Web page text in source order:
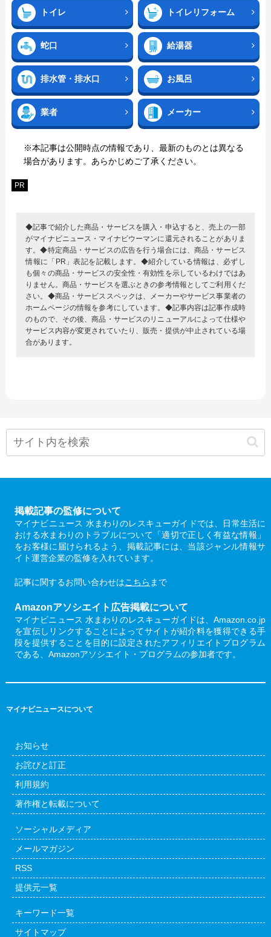
トイレ トイレリフォーム
蛇口 給湯器
排水管・排水口 お風呂
業者 メーカー
※本記事は公開時点の情報であり、最新のものとは異なる
場合があります。あらかじめご了承ください。
PR
◆記事で紹介した商品・サービスを購入・申込すると、売上の一部
がマイナビニュース・マイナビウーマンに還元されることがありま
す。◆特定商品・サービスの広告を行う場合には、商品・サービス
情報に「PR」表記を記載します。◆紹介している情報は、必ずし
も個々の商品・サービスの安全性・有効性を示しているわけではあ
りません。商品・サービスを選ぶときの参考情報としてご利用くだ
さい。◆商品・サービススペックは、メーカーやサービス事業者の
ホームページの情報を参考にしています。◆記事内容は記事作成時
のもので、その後、商品・サービスのリニューアルによって仕様や
サービス内容が変更されていたり、販売・提供が中止されている場
合があります。
掲載記事の監修について
マイナビニュース 水まわりのレスキューガイドでは、日常生活に
おける水まわりのトラブルについて「適切で正しく有益な情報」
をお客様に届けられるよう、掲載記事には、当該ジャンル情報サ
イト運営企業の監修を入れています。
記事に関するお問い合わせはこちら まで
Amazonアソシエイト広告掲載について
マイナビニュース 水まわりのレスキューガイドは、Amazon.co.jp
を宣伝しリンクすることによってサイトが紹介料を獲得できる手
段を提供することを目的に設定されたアフィリエイトプログラム
である、Amazonアソシエイト・プログラムの参加者です。
マイナビニュースについて
お知らせ
お詫びと訂正
利用規約
著作権と転載について
ソーシャルメディア
メールマガジン
RSS
提供元一覧
キーワード一覧
サイトマップ